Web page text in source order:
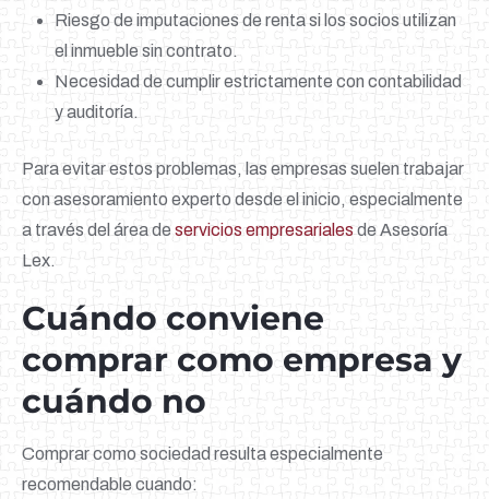
Riesgo de imputaciones de renta si los socios utilizan
el inmueble sin contrato.
Necesidad de cumplir estrictamente con contabilidad
y auditoría.
Para evitar estos problemas, las empresas suelen trabajar
con asesoramiento experto desde el inicio, especialmente
a través del área de servicios empresarialesde Asesoría
Lex.
Cuándo conviene
comprar como empresa y
cuándo no
Comprar como sociedad resulta especialmente
recomendable cuando: